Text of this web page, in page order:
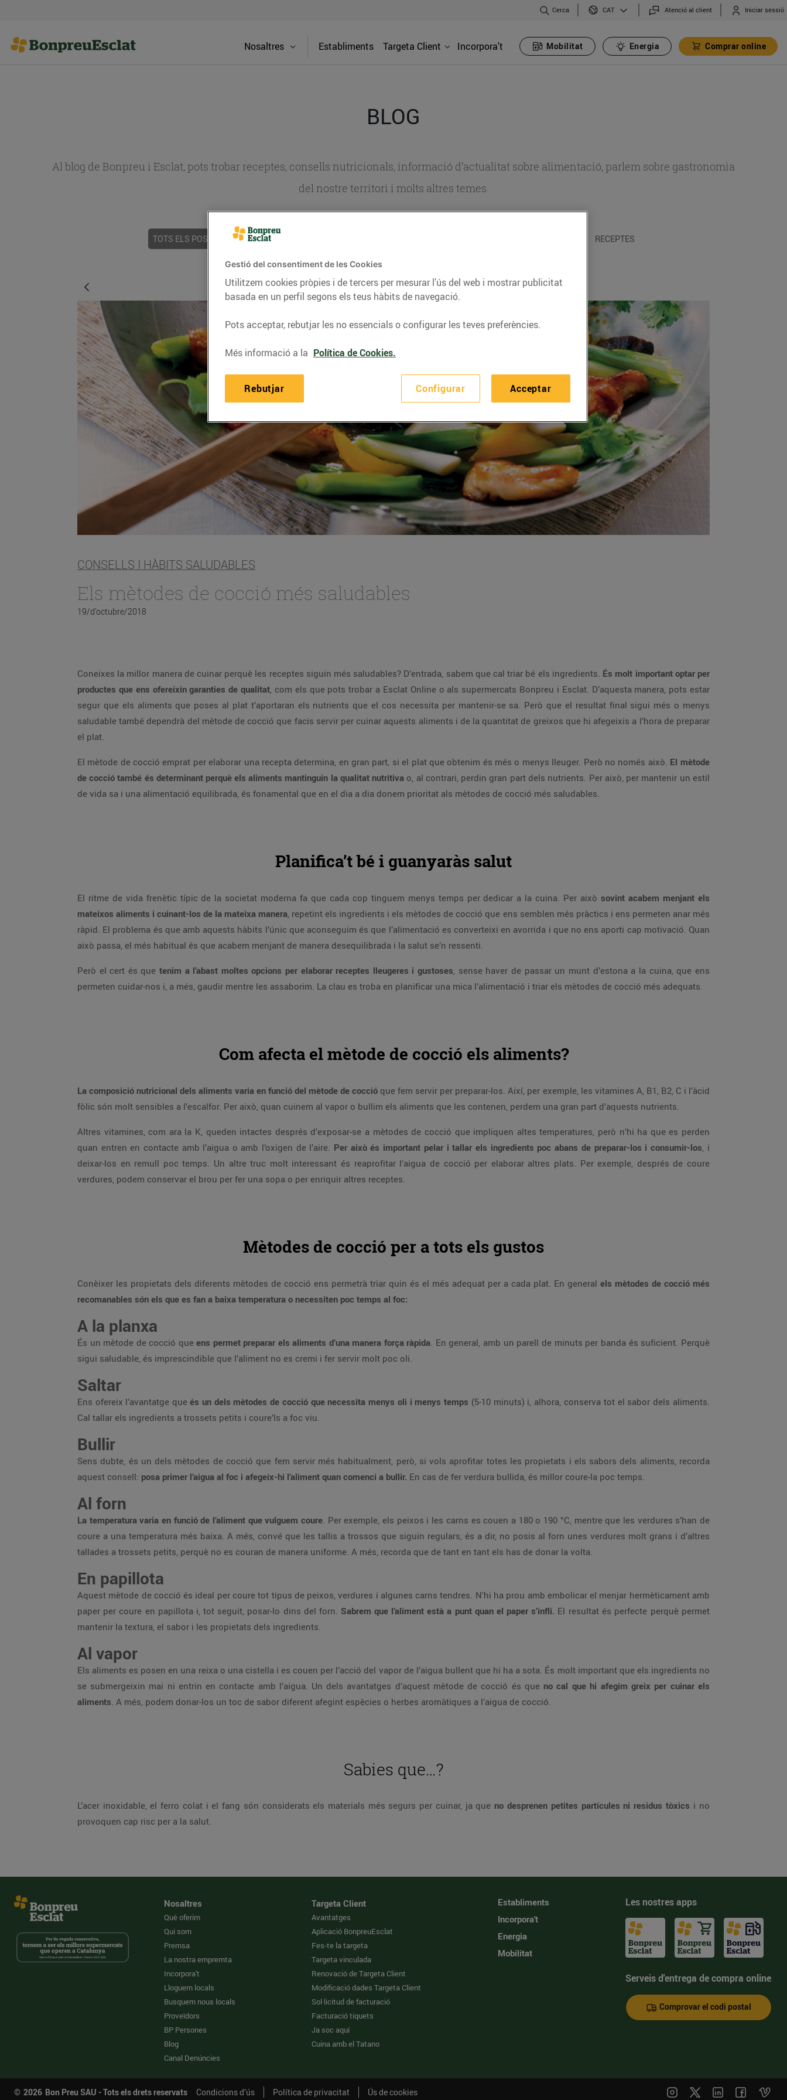
Cerca CAT Atenció al client Iniciar sessió
Nosaltres Establiments Targeta Client Incorpora't Mobilitat Energia Comprar online
BLOG
Al blog de Bonpreu i Esclat, pots trobar receptes, consells nutricionals, informació d’actualitat sobre alimentació, parlem sobre gastronomia
del nostre territori i molts altres temes.
TOTS ELS POSTS ACTUALITAT RECEPTES
CONSELLS I HÀBITS SALUDABLES
Els mètodes de cocció més saludables
19/d’octubre/2018
Coneixes la millor manera de cuinar perquè les receptes siguin més saludables? D’entrada, sabem que cal triar bé els ingredients. És molt important optar per
productes que ens ofereixin garanties de qualitat, com els que pots trobar a Esclat Online o als supermercats Bonpreu i Esclat. D’aquesta manera, pots estar
segur que els aliments que poses al plat t’aportaran els nutrients que el cos necessita per mantenir-se sa. Però que el resultat final sigui més o menys
saludable també dependrà del mètode de cocció que facis servir per cuinar aquests aliments i de la quantitat de greixos que hi afegeixis a l’hora de preparar
el plat.
El mètode de cocció emprat per elaborar una recepta determina, en gran part, si el plat que obtenim és més o menys lleuger. Però no només això. El mètode
de cocció també és determinant perquè els aliments mantinguin la qualitat nutritiva o, al contrari, perdin gran part dels nutrients. Per això, per mantenir un estil
de vida sa i una alimentació equilibrada, és fonamental que en el dia a dia donem prioritat als mètodes de cocció més saludables.
Planifica’t bé i guanyaràs salut
El ritme de vida frenètic típic de la societat moderna fa que cada cop tinguem menys temps per dedicar a la cuina. Per això sovint acabem menjant els
mateixos aliments i cuinant-los de la mateixa manera, repetint els ingredients i els mètodes de cocció que ens semblen més pràctics i ens permeten anar més
ràpid. El problema és que amb aquests hàbits l’únic que aconseguim és que l’alimentació es converteixi en avorrida i que no ens aporti cap motivació. Quan
això passa, el més habitual és que acabem menjant de manera desequilibrada i la salut se’n ressenti.
Però el cert és que tenim a l’abast moltes opcions per elaborar receptes lleugeres i gustoses, sense haver de passar un munt d’estona a la cuina, que ens
permeten cuidar-nos i, a més, gaudir mentre les assaborim. La clau es troba en planificar una mica l’alimentació i triar els mètodes de cocció més adequats.
Com afecta el mètode de cocció els aliments?
La composició nutricional dels aliments varia en funció del mètode de cocció que fem servir per preparar-los. Així, per exemple, les vitamines A, B1, B2, C i l’àcid
fòlic són molt sensibles a l’escalfor. Per això, quan cuinem al vapor o bullim els aliments que les contenen, perdem una gran part d’aquests nutrients.
Altres vitamines, com ara la K, queden intactes després d’exposar-se a mètodes de cocció que impliquen altes temperatures, però n’hi ha que es perden
quan entren en contacte amb l’aigua o amb l’oxigen de l’aire. Per això és important pelar i tallar els ingredients poc abans de preparar-los i consumir-los, i
deixar-los en remull poc temps. Un altre truc molt interessant és reaprofitar l’aigua de cocció per elaborar altres plats. Per exemple, després de coure
verdures, podem conservar el brou per fer una sopa o per enriquir altres receptes.
Mètodes de cocció per a tots els gustos
Conèixer les propietats dels diferents mètodes de cocció ens permetrà triar quin és el més adequat per a cada plat. En general els mètodes de cocció més
recomanables són els que es fan a baixa temperatura o necessiten poc temps al foc:
A la planxa
És un mètode de cocció que ens permet preparar els aliments d’una manera força ràpida. En general, amb un parell de minuts per banda és suficient. Perquè
sigui saludable, és imprescindible que l’aliment no es cremi i fer servir molt poc oli.
Saltar
Ens ofereix l’avantatge que és un dels mètodes de cocció que necessita menys oli i menys temps (5-10 minuts) i, alhora, conserva tot el sabor dels aliments.
Cal tallar els ingredients a trossets petits i coure’ls a foc viu.
Bullir
Sens dubte, és un dels mètodes de cocció que fem servir més habitualment, però, si vols aprofitar totes les propietats i els sabors dels aliments, recorda
aquest consell: posa primer l’aigua al foc i afegeix-hi l’aliment quan comenci a bullir. En cas de fer verdura bullida, és millor coure-la poc temps.
Al forn
La temperatura varia en funció de l’aliment que vulguem coure. Per exemple, els peixos i les carns es couen a 180 o 190 °C, mentre que les verdures s’han de
coure a una temperatura més baixa. A més, convé que les tallis a trossos que siguin regulars, és a dir, no posis al forn unes verdures molt grans i d’altres
tallades a trossets petits, perquè no es couran de manera uniforme. A més, recorda que de tant en tant els has de donar la volta.
En papillota
Aquest mètode de cocció és ideal per coure tot tipus de peixos, verdures i algunes carns tendres. N’hi ha prou amb embolicar el menjar hermèticament amb
paper per coure en papillota i, tot seguit, posar-lo dins del forn. Sabrem que l’aliment està a punt quan el paper s’infli. El resultat és perfecte perquè permet
mantenir la textura, el sabor i les propietats dels ingredients.
Al vapor
Els aliments es posen en una reixa o una cistella i es couen per l’acció del vapor de l’aigua bullent que hi ha a sota. És molt important que els ingredients no
se submergeixin mai ni entrin en contacte amb l’aigua. Un dels avantatges d’aquest mètode de cocció és que no cal que hi afegim greix per cuinar els
aliments. A més, podem donar-los un toc de sabor diferent afegint espècies o herbes aromàtiques a l’aigua de cocció.
Sabies que…?
L’acer inoxidable, el ferro colat i el fang són considerats els materials més segurs per cuinar, ja que no desprenen petites partícules ni residus tòxics i no
provoquen cap risc per a la salut.
Nosaltres
Què oferim
Qui som
Premsa
La nostra empremta
Incorpora't
Lloguem locals
Busquem nous locals
Proveïdors
BP Persones
Blog
Canal Denúncies
Targeta Client
Avantatges
Aplicació BonpreuEsclat
Fes-te la targeta
Targeta vinculada
Renovació de Targeta Client
Modificació dades Targeta Client
Sol·licitud de facturació
Facturació tiquets
Ja soc aquí
Cuina amb el Tatano
Establiments
Incorpora't
Energia
Mobilitat
Les nostres apps
Serveis d'entrega de compra online
Comprovar el codi postal
© 2026 Bon Preu SAU - Tots els drets reservats Condicions d’ús Política de privacitat Ús de cookies
Gestió del consentiment de les Cookies
Utilitzem cookies pròpies i de tercers per mesurar l’ús del web i mostrar publicitat
basada en un perfil segons els teus hàbits de navegació.
Pots acceptar, rebutjar les no essencials o configurar les teves preferències.
Més informació a la Política de Cookies.
Configurar
Rebutjar Acceptar